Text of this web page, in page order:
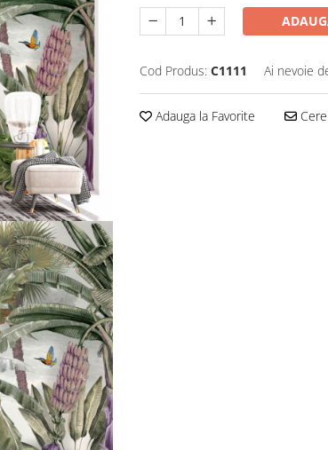
Cod Produs: C1111 Ai nevoie
Adauga la Favorite